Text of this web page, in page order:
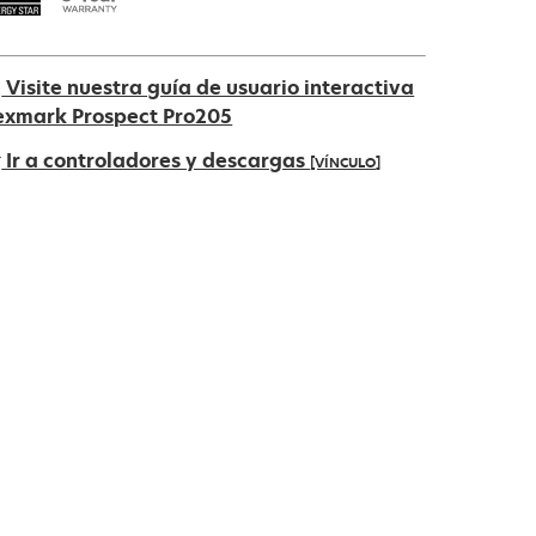
Visite nuestra guía de usuario interactiva
Prospect Pro205
Ir a controladores y descargas [VÍNCULO]